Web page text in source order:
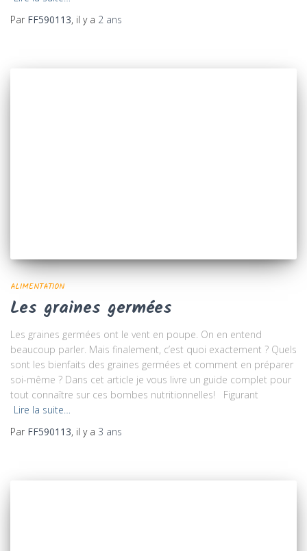
Par FF590113, il y a 2 ans
ALIMENTATION
Les graines germées
Les graines germées ont le vent en poupe. On en entend
beaucoup parler. Mais finalement, c’est quoi exactement ? Quels
sont les bienfaits des graines germées et comment en préparer
soi-même ? Dans cet article je vous livre un guide complet pour
tout connaître sur ces bombes nutritionnelles! Figurant
Lire la suite…
Par FF590113, il y a 3 ans